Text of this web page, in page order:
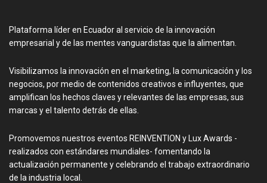
Plataforma líder en Ecuador al servicio de la innovación
empresarial y de las mentes vanguardistas que la alimentan.
Visibilizamos la innovación en el marketing, la comunicación y los
negocios, por medio de contenidos creativos e influyentes, que
amplifican los hechos claves y relevantes de las empresas, sus
marcas y el talento detrás de ellas.
Promovemos nuestros eventos REINVENTION y Lux Awards -
realizados con estándares mundiales- fomentando la
actualización permanente y celebrando el trabajo extraordinario
de la industria local.